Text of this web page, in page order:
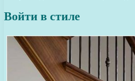
Войти в стиле